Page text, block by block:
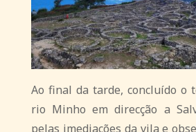
Ao final da tarde, concluído o
rio Minho em direcção a
pelas imediações da vila e